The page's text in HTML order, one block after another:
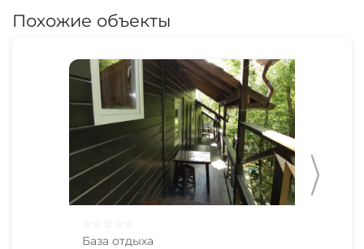
Похожие объекты
База отдыха